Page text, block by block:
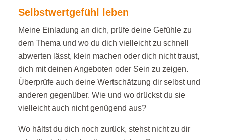
Selbstwertgefühl leben
Meine Einladung an dich, prüfe deine Gefühle zu
dem Thema und wo du dich vielleicht zu schnell
abwerten lässt, klein machen oder dich nicht traust,
dich mit deinen Angeboten oder Sein zu zeigen.
Überprüfe auch deine Wertschätzung dir selbst und
anderen gegenüber. Wie und wo drückst du sie
vielleicht auch nicht genügend aus?
Wo hältst du dich noch zurück, stehst nicht zu dir